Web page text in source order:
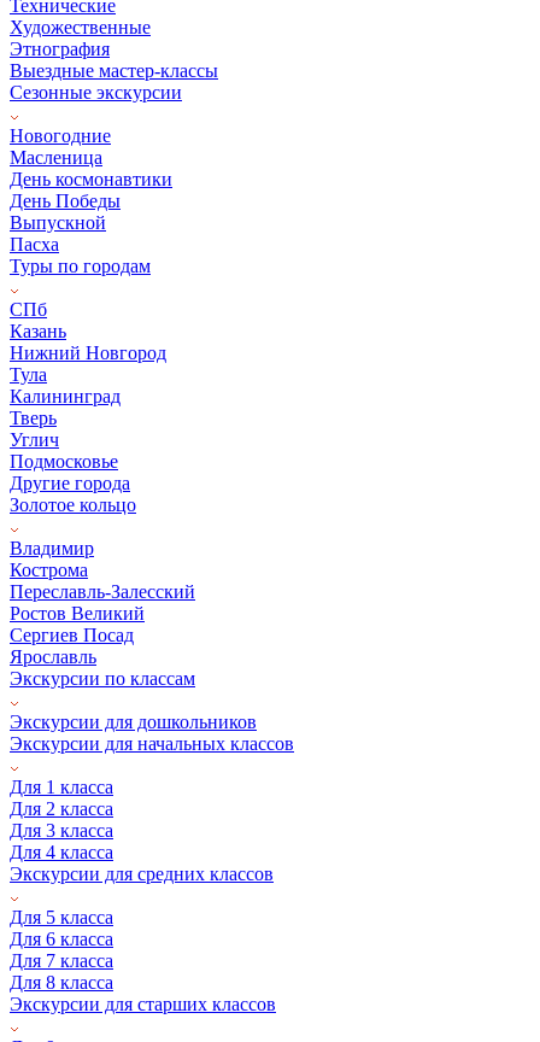
Технические
Художественные
Этнография
Выездные мастер-классы
Сезонные экскурсии
Новогодние
Масленица
День космонавтики
День Победы
Выпускной
Пасха
Туры по городам
СПб
Казань
Нижний Новгород
Тула
Калининград
Тверь
Углич
Подмосковье
Другие города
Золотое кольцо
Владимир
Кострома
Переславль-Залесский
Ростов Великий
Сергиев Посад
Ярославль
Экскурсии по классам
Экскурсии для дошкольников
Экскурсии для начальных классов
Для 1 класса
Для 2 класса
Для 3 класса
Для 4 класса
Экскурсии для средних классов
Для 5 класса
Для 6 класса
Для 7 класса
Для 8 класса
Экскурсии для старших классов